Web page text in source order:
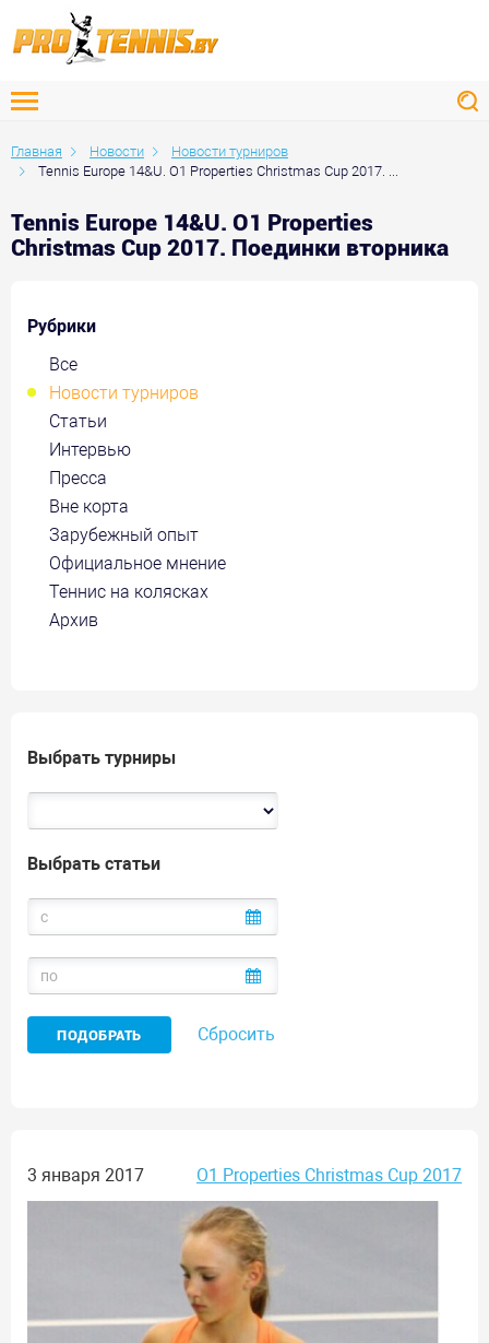
Главная Новости
Новости турниров
Tennis Europe 14&U. O1 Properties Christmas Cup 2017. ...
Tennis Europe 14&U. O1 Properties
Christmas Cup 2017. Поединки вторника
Рубрики
Все
Новости турниров
Статьи
Интервью
Пресса
Вне корта
Зарубежный опыт
Официальное мнение
Теннис на колясках
Архив
Выбрать турниры
Выбрать статьи
Сбросить
3 января 2017 O1 Properties Christmas Cup 2017